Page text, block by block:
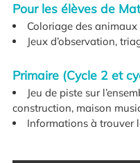
Pour les élèves de
Coloriage des
Jeux d’observation,
Primaire (Cycle 2 et
Jeu de piste sur
construction, maison
Informations à trouver